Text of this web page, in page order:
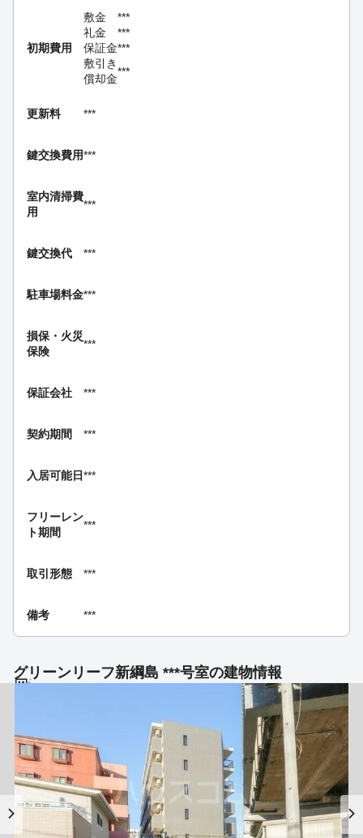
初期費用
敷金
***
礼金
***
保証金***
敷引き
償却金
***
更新料 ***
鍵交換費用***
室内清掃費
用
***
鍵交換代 ***
駐車場料金***
損保・ 火災
保険
***
保証会社 ***
契約期間 ***
入居可能日***
フリーレン
ト期間
***
取引形態 ***
備考 ***
グリーンリーフ新綱島 ***号室の建物情報